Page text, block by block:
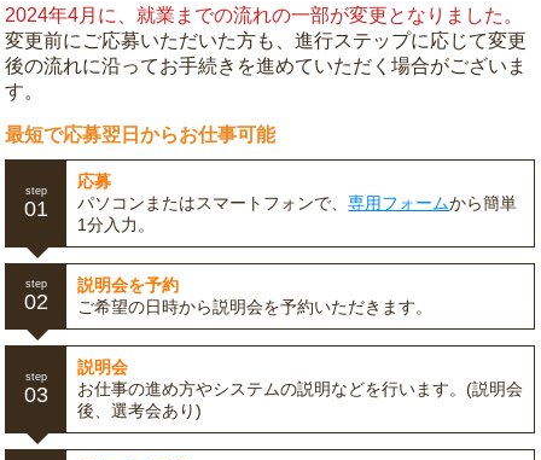
2024年4月に、就業までの流れの一部が変更となりました。
変更前にご応募いただいた方も、進行ステップに応じて変更
後の流れに沿ってお手続きを進めていただく場合がございま
す。
最短で応募翌日からお仕事可能
step
01
応募
パソコンまたはスマートフォンで、専用フォームから簡単
1分入力。
step
02
説明会を予約
ご希望の日時から説明会を予約いただきます。
step
03
説明会
お仕事の進め方やシステムの説明などを行います。(説明会
後、選考会あり)